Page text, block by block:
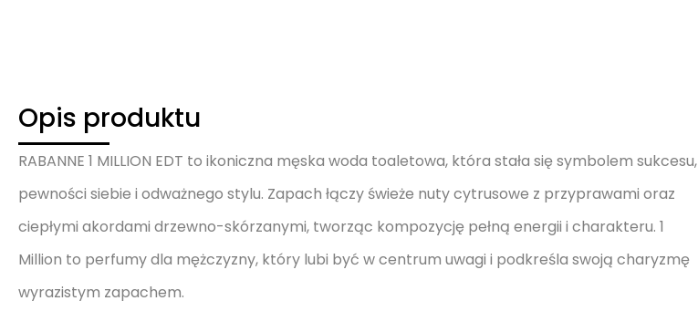
Opis produktu
RABANNE 1 MILLION EDT to ikoniczna męska woda toaletowa, która stała się symbolem sukcesu,
pewności siebie i odważnego stylu. Zapach łączy świeże nuty cytrusowe z przyprawami oraz
ciepłymi akordami drzewno-skórzanymi, tworząc kompozycję pełną energii i charakteru. 1
Million to perfumy dla mężczyzny, który lubi być w centrum uwagi i podkreśla swoją charyzmę
wyrazistym zapachem.